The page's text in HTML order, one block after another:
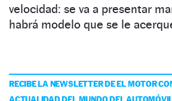
velocidad: se va a presentar
habrá modelo que se le
RECIBE LA NEWSLETTER DE EL MOTOR